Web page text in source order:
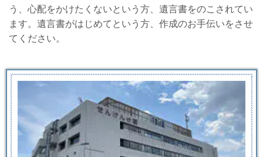
う、心配をかけたくないという方、遺言書をのこされてい
ます。遺言書がはじめてという方、作成のお手伝いをさせ
てください。